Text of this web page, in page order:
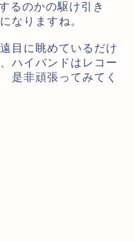
るのかの駆け引き
なりますね。
目に眺めているだけ
ハイバンドはレコー
是非頑張ってみてく